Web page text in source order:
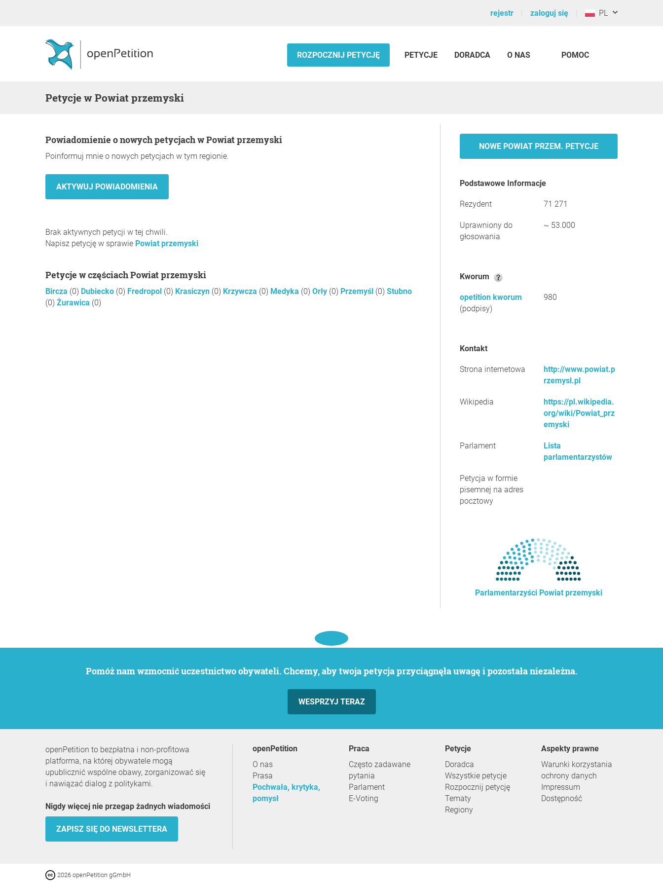
rejestr zaloguj się PL
ROZPOCZNIJ PETYCJĘ PETYCJE DORADCA O NAS POMOC
Petycje w Powiat przemyski
Powiadomienie o nowych petycjach w Powiat przemyski
Poinformuj mnie o nowych petycjach w tym regionie.
Brak aktywnych petycji w tej chwili.
Napisz petycję w sprawie Powiat przemyski
Petycje w częściach Powiat przemyski
Bircza (0) Dubiecko (0) Fredropol (0) Krasiczyn (0) Krzywcza (0) Medyka (0) Orły (0) Przemyśl (0) Stubno
(0) Żurawica (0)
NOWE POWIAT PRZEM. PETYCJE
Podstawowe Informacje
Rezydent 71 271
Uprawniony do
głosowania
~ 53.000
Kworum
opetition kworum
(podpisy)
980
Kontakt
Strona internetowa
http://www.powiat.p
rzemysl.pl
Wikipedia
https://pl.wikipedia.
org/wiki/Powiat_prz
emyski
Parlament
Lista
parlamentarzystów
Petycja w formie
pisemnej na adres
pocztowy
Parlamentarzyści Powiat przemyski
Pomóż nam wzmocnić uczestnictwo obywateli. Chcemy, aby twoja petycja przyciągnęła uwagę i pozostała niezależna.
WESPRZYJ TERAZ
openPetition to bezpłatna i non-profitowa
platforma, na której obywatele mogą
upublicznić wspólne obawy, zorganizować się
i nawiązać dialog z politykami.
Nigdy więcej nie przegap żadnych wiadomości
ZAPISZ SIĘ DO NEWSLETTERA
openPetition
O nas
Prasa
Pochwała, krytyka,
pomysł
praca
Często zadawane
pytania
Parlament
E-Voting
Petycje
Doradca
Wszystkie petycje
Rozpocznij petycję
Tematy
Regiony
Aspekty prawne
Warunki korzystania
ochrony danych
Impressum
Dostępność
2026 openPetition gGmbH